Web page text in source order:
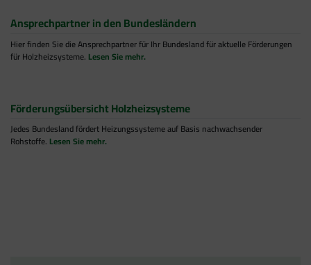
Ansprechpartner in den Bundesländern
Hier finden Sie die Ansprechpartner für Ihr Bundesland für aktuelle Förderungen
für Holzheizsysteme. Lesen Sie mehr.
Förderungsübersicht Holzheizsysteme
Jedes Bundesland fördert Heizungssysteme auf Basis nachwachsender
Rohstoffe. Lesen Sie mehr.